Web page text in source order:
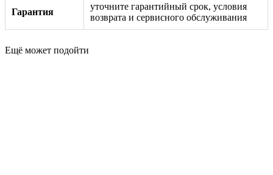
Гарантия
уточните гарантийный срок, условия
возврата и сервисного обслуживания
Ещё может подойти